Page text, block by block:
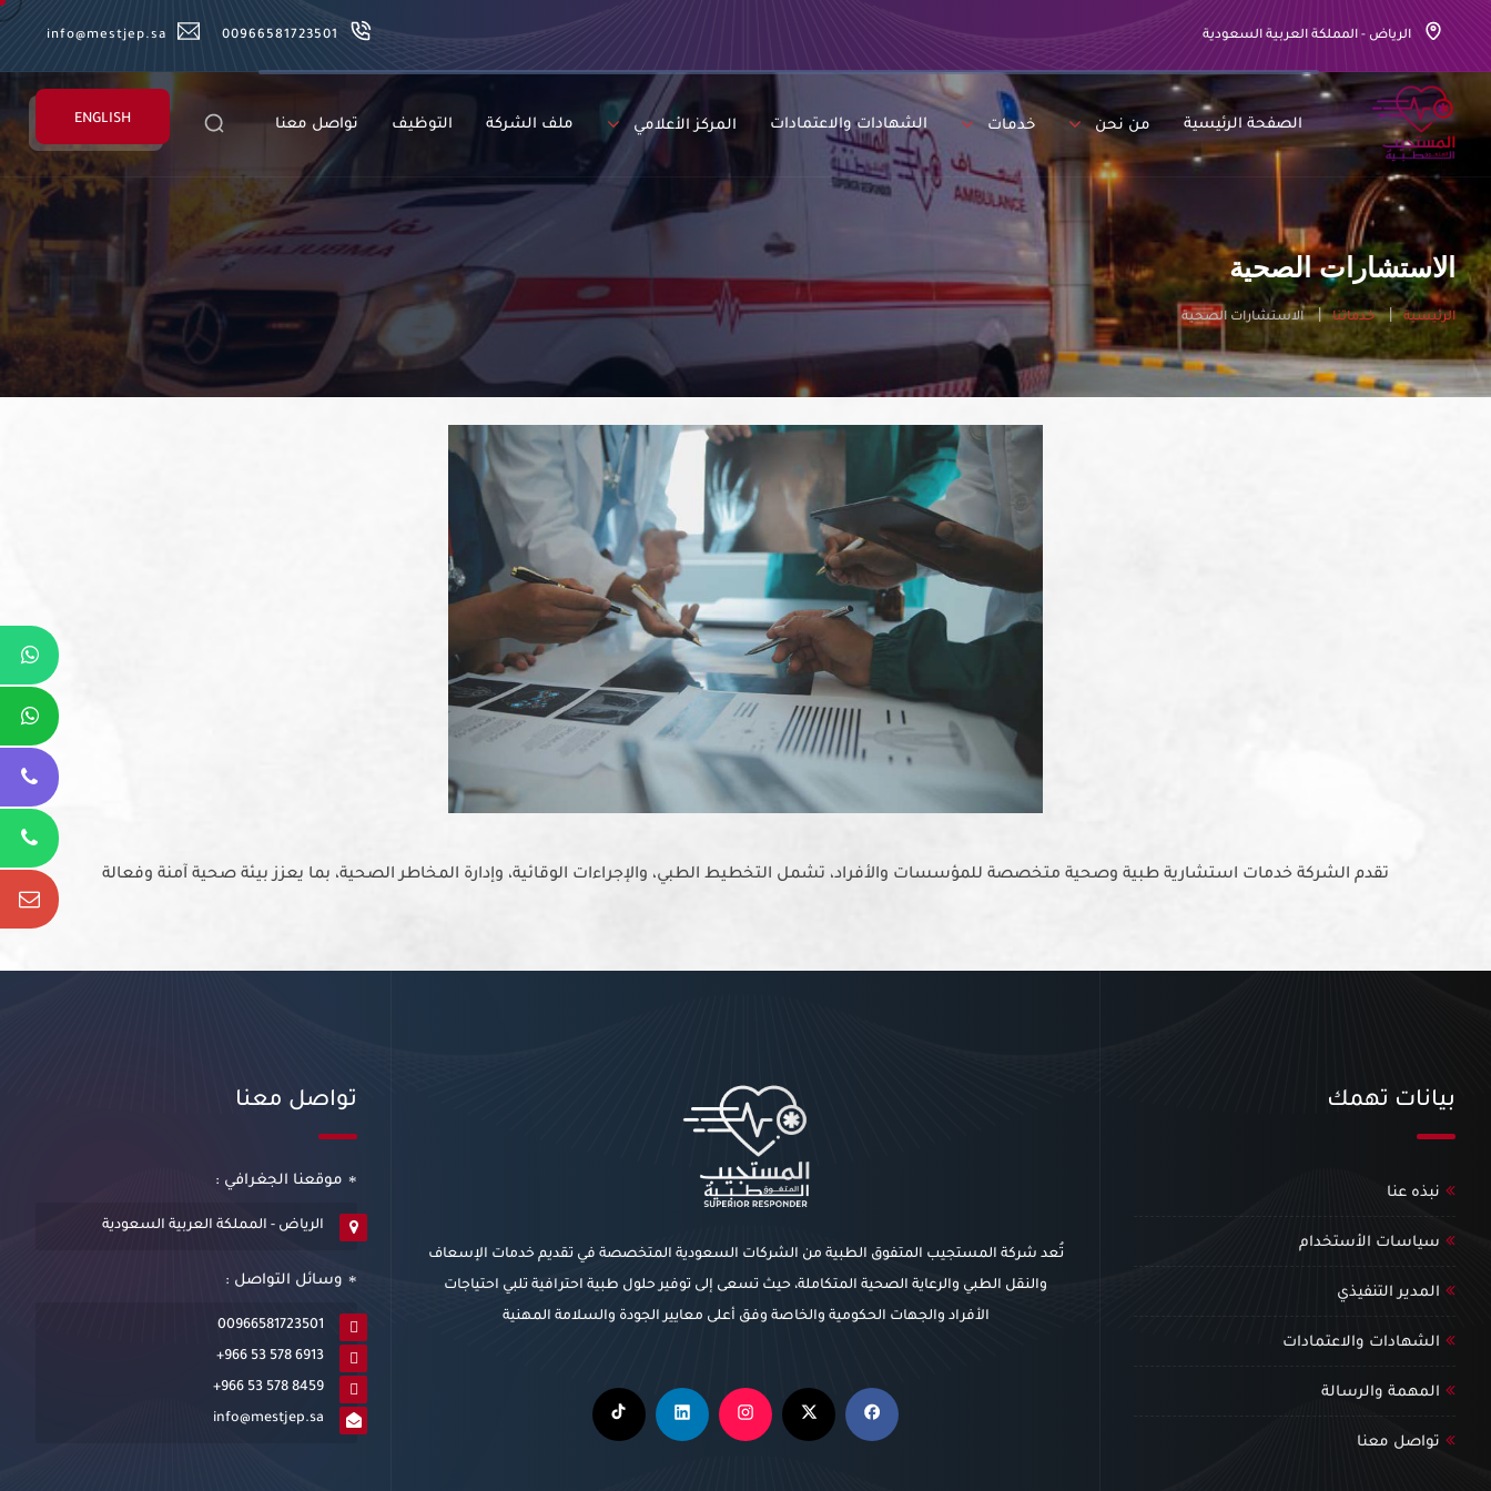
00966581723501
info@mestjep.sa الرياض - المملكة العربية السعودية
ENGLISH الصفحة الرئيسية من نحن خدمات الشهادات والاعتمادات المركز الأعلامي ملف الشركة التوظيف تواصل معنا
الاستشارات الصحية
الرئيسية خدماتنا الاستشارات الصحية
تقدم الشركة خدمات استشارية طبية وصحية متخصصة للمؤسسات والأفراد، تشمل التخطيط الطبي، والإجراءات الوقائية، وإدارة المخاطر الصحية، بما يعزز بيئة صحية آمنة وفعالة
بيانات تهمك
نبذه عنا
سياسات الأستخدام
المدير التنفيذي
الشهادات والاعتمادات
المهمة والرسالة
تواصل معنا
تُعد شركة المستجيب المتفوق الطبية من الشركات السعودية المتخصصة في تقديم خدمات الإسعاف
والنقل الطبي والرعاية الصحية المتكاملة، حيث تسعى إلى توفير حلول طبية احترافية تلبي احتياجات
الأفراد والجهات الحكومية والخاصة وفق أعلى معايير الجودة والسلامة المهنية
تواصل معنا
موقعنا الجغرافي :
الرياض - المملكة العربية السعودية
وسائل التواصل :
00966581723501
+966 53 578 6913
+966 53 578 8459
info@mestjep.sa
Whatsapp
Whatsapp
Phone
Phone